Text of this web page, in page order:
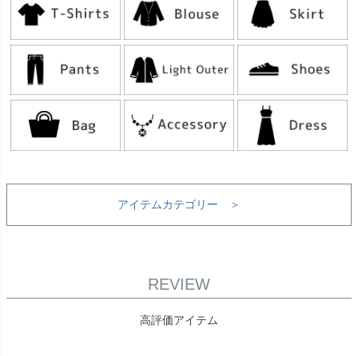
アイテムカテゴリー ＞
REVIEW
高評価アイテム